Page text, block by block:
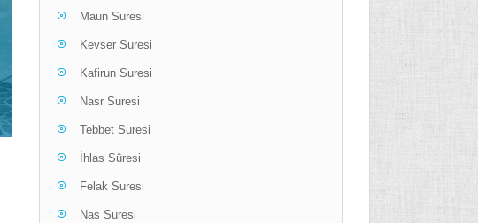
Maun Suresi
Kevser Suresi
Kafirun Suresi
Nasr Suresi
Tebbet Suresi
İhlas Sûresi
Felak Suresi
Nas Suresi